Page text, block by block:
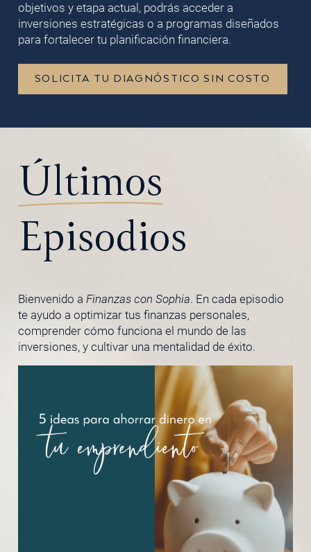
objetivos y etapa actual, podrás acceder a
inversiones estratégicas o a programas diseñados
para fortalecer tu planificación financiera.
SOLICITA TU DIAGNÓSTICO SIN COSTO
Últimos
Episodios
Bienvenido a Finanzas con Sophia. En cada episodio
te ayudo a optimizar tus finanzas personales,
comprender cómo funciona el mundo de las
inversiones, y cultivar una mentalidad de éxito.